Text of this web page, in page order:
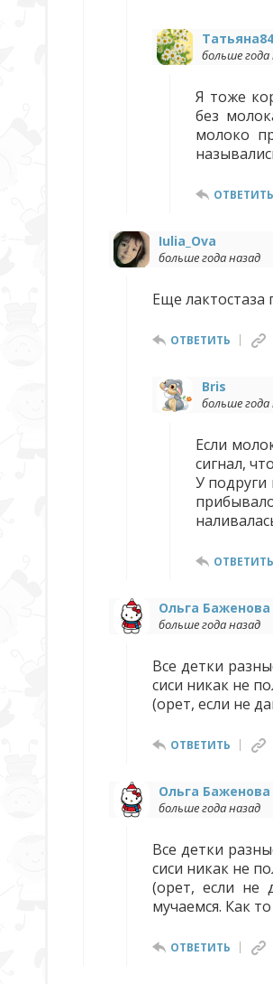
Татьяна84
больше года
Я тоже
без
молоко
ОТВЕТИТЬ
Iulia_Ova
больше года назад
Еще лактостаза
ОТВЕТИТЬ
Bris
больше года
Если
сигнал,
У подруги
ОТВЕТИТЬ
Ольга Баженова
больше года назад
Все детки
сиси никак не
(орет, если не
ОТВЕТИТЬ
Ольга Баженова
больше года назад
Все детки
сиси никак не
(орет, если не
мучаемся. Как то
ОТВЕТИТЬ